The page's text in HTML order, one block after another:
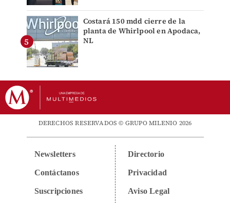
Costará 150 mdd cierre de la
planta de Whirlpool en Apodaca,
NL
DERECHOS RESERVADOS © GRUPO MILENIO 2026
Newsletters
Contáctanos
Suscripciones
Directorio
Privacidad
Aviso Legal